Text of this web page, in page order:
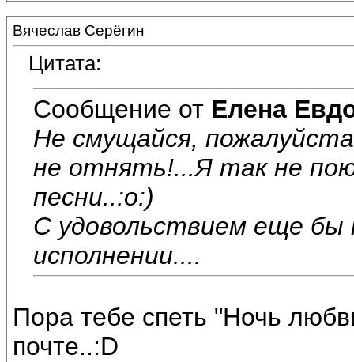
Вячеслав Серёгин
Цитата:
Сообщение от Елена
Не смущайся,
не отнять!...Я так не
песни..:o:)
С удовольствием еще бы
исполнении....
Пора тебе спеть "Ночь
почте..:D